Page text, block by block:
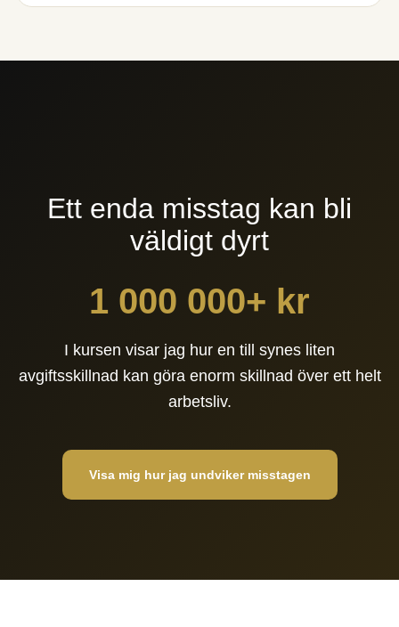
Ett enda misstag kan bli
väldigt dyrt
1 000 000+ kr
I kursen visar jag hur en till synes liten
avgiftsskillnad kan göra enorm skillnad över ett helt
arbetsliv.
Visa mig hur jag undviker misstagen